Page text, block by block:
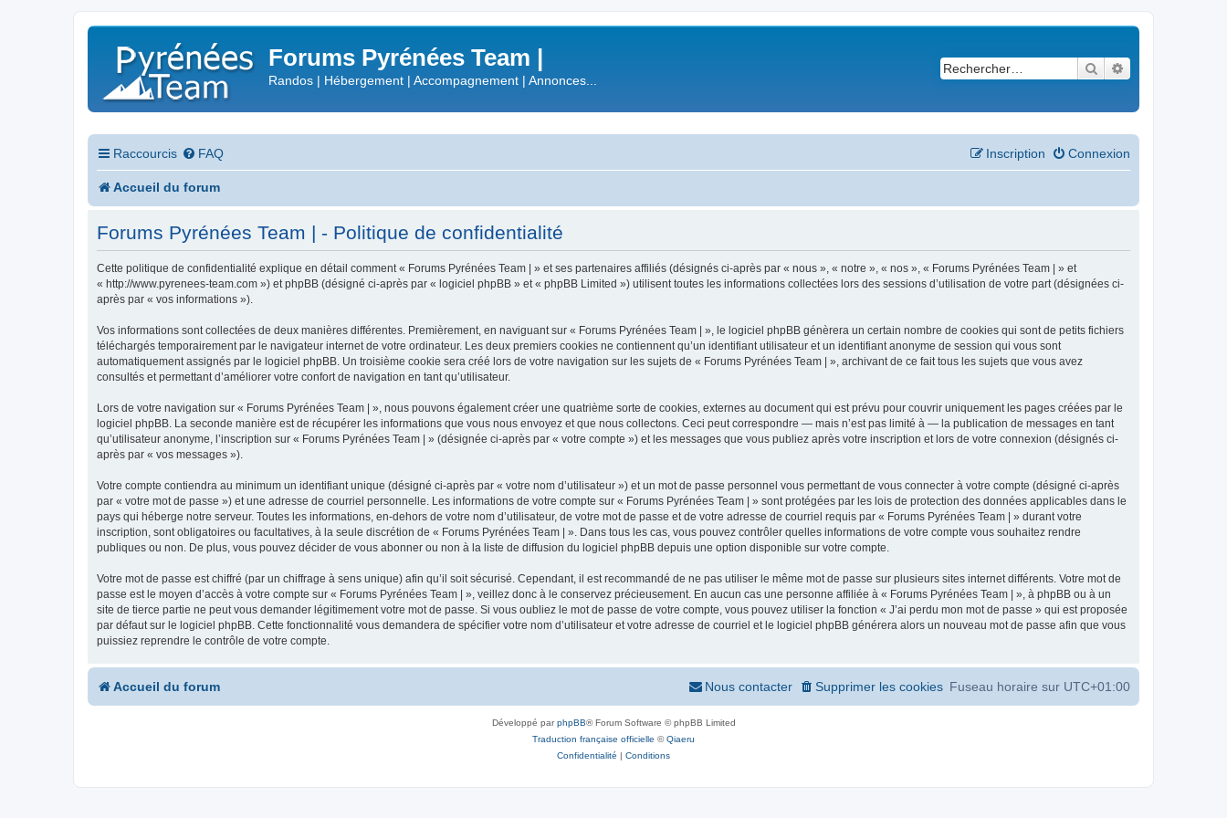
Forums Pyrénées Team |
Randos | Hébergement | Accompagnement | Annonces...
Rechercher
Raccourcis FAQ Connexion
Inscription
Accueil du forum
Forums Pyrénées Team | - Politique de confidentialité
Cette politique de confidentialité explique en détail comment « Forums Pyrénées Team | » et ses partenaires affiliés (désignés ci-après par « nous », « notre », « nos », « Forums Pyrénées Team | » et
« http://www.pyrenees-team.com ») et phpBB (désigné ci-après par « logiciel phpBB » et « phpBB Limited ») utilisent toutes les informations collectées lors des sessions d’utilisation de votre part (désignées ci-
après par « vos informations »).
Vos informations sont collectées de deux manières différentes. Premièrement, en naviguant sur « Forums Pyrénées Team | », le logiciel phpBB génèrera un certain nombre de cookies qui sont de petits fichiers
téléchargés temporairement par le navigateur internet de votre ordinateur. Les deux premiers cookies ne contiennent qu’un identifiant utilisateur et un identifiant anonyme de session qui vous sont
automatiquement assignés par le logiciel phpBB. Un troisième cookie sera créé lors de votre navigation sur les sujets de « Forums Pyrénées Team | », archivant de ce fait tous les sujets que vous avez
consultés et permettant d’améliorer votre confort de navigation en tant qu’utilisateur.
Lors de votre navigation sur « Forums Pyrénées Team | », nous pouvons également créer une quatrième sorte de cookies, externes au document qui est prévu pour couvrir uniquement les pages créées par le
logiciel phpBB. La seconde manière est de récupérer les informations que vous nous envoyez et que nous collectons. Ceci peut correspondre — mais n’est pas limité à — la publication de messages en tant
qu’utilisateur anonyme, l’inscription sur « Forums Pyrénées Team | » (désignée ci-après par « votre compte ») et les messages que vous publiez après votre inscription et lors de votre connexion (désignés ci-
après par « vos messages »).
Votre compte contiendra au minimum un identifiant unique (désigné ci-après par « votre nom d’utilisateur ») et un mot de passe personnel vous permettant de vous connecter à votre compte (désigné ci-après
par « votre mot de passe ») et une adresse de courriel personnelle. Les informations de votre compte sur « Forums Pyrénées Team | » sont protégées par les lois de protection des données applicables dans le
pays qui héberge notre serveur. Toutes les informations, en-dehors de votre nom d’utilisateur, de votre mot de passe et de votre adresse de courriel requis par « Forums Pyrénées Team | » durant votre
inscription, sont obligatoires ou facultatives, à la seule discrétion de « Forums Pyrénées Team | ». Dans tous les cas, vous pouvez contrôler quelles informations de votre compte vous souhaitez rendre
publiques ou non. De plus, vous pouvez décider de vous abonner ou non à la liste de diffusion du logiciel phpBB depuis une option disponible sur votre compte.
Votre mot de passe est chiffré (par un chiffrage à sens unique) afin qu’il soit sécurisé. Cependant, il est recommandé de ne pas utiliser le même mot de passe sur plusieurs sites internet différents. Votre mot de
passe est le moyen d’accès à votre compte sur « Forums Pyrénées Team | », veillez donc à le conservez précieusement. En aucun cas une personne affiliée à « Forums Pyrénées Team | », à phpBB ou à un
site de tierce partie ne peut vous demander légitimement votre mot de passe. Si vous oubliez le mot de passe de votre compte, vous pouvez utiliser la fonction « J’ai perdu mon mot de passe » qui est proposée
par défaut sur le logiciel phpBB. Cette fonctionnalité vous demandera de spécifier votre nom d’utilisateur et votre adresse de courriel et le logiciel phpBB générera alors un nouveau mot de passe afin que vous
puissiez reprendre le contrôle de votre compte.
Accueil du forum Fuseau horaire sur UTC+01:00
Supprimer les cookies
Nous contacter
Développé parphpBB® Forum Software © phpBB Limited
Traduction française officielle ©Qiaeru
Confidentialité | Conditions